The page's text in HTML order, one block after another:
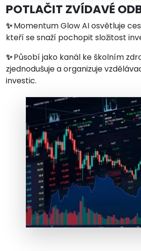
POTLAČIT ZVÍDAVÉ
✨Momentum Glow AI osvětluje
kteří se snaží pochopit složitost
✨Působí jako kanál ke školním
zjednodušuje a organizuje
investic.